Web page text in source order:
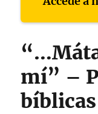
mí” –
bíblicas